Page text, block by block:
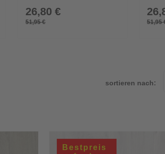
26,80 €
51,95 € 51,95
sortieren nach:
Bestpreis